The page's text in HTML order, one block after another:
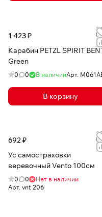
1 423 ₽
Карабин PETZL SPIRIT
Green
0 0 В наличииАрт.
В корзину
692 ₽
Ус самостраховки
веревочный Vento 100см
0 0
Нет в наличии
Арт. vnt 206